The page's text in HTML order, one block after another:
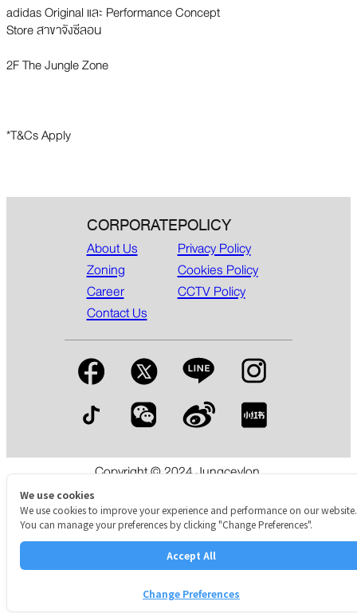
adidas Original และ Performance Concept
Store สาขาจังซีลอน
2F The Jungle Zone
*T&Cs Apply
CORPORATE
About Us
Zoning
Career
Contact Us
POLICY
Privacy Policy
Cookies Policy
CCTV Policy
Copyright © 2024 Jungceylon.
The International Shopping & Leisure Destination in Patong,
Phuket.
We use cookies
We use cookies to improve your experience and performance on our website.
You can manage your preferences by clicking "Change Preferences".
Accept All
Change Preferences